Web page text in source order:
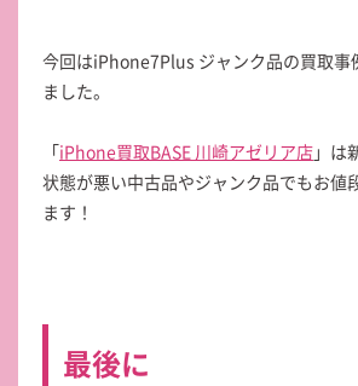
今回はiPhone7Plus ジャンク品の買取事
ました。
「iPhone買取BASE 川崎アゼリア店」は
状態が悪い中古品やジャンク品でもお値
ます！
最後に